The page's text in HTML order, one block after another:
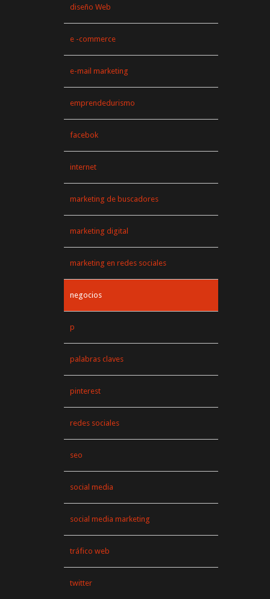
diseño Web
e -commerce
e-mail marketing
emprendedurismo
facebok
internet
marketing de buscadores
marketing digital
marketing en redes sociales
negocios
p
palabras claves
pinterest
redes sociales
seo
social media
social media marketing
tráfico web
twitter